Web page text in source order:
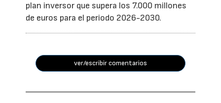
plan inversor que supera los 7.000 millones
de euros para el periodo 2026-2030.
ver/escribir comentarios